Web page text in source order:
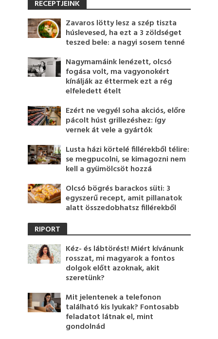
RECEPTJEINK
Zavaros lötty lesz a szép tiszta
húslevesed, ha ezt a 3 zöldséget
teszed bele: a nagyi sosem tenné
Nagymamáink lenézett, olcsó
fogása volt, ma vagyonokért
kínálják az éttermek ezt a rég
elfeledett ételt
Ezért ne vegyél soha akciós, előre
pácolt húst grillezéshez: így
vernek át vele a gyártók
Lusta házi körtelé fillérekből télire:
se megpucolni, se kimagozni nem
kell a gyümölcsöt hozzá
Olcsó bögrés barackos süti: 3
egyszerű recept, amit pillanatok
alatt összedobhatsz fillérekből
RIPORT
Kéz- és lábtörést! Miért kívánunk
rosszat, mi magyarok a fontos
dolgok előtt azoknak, akit
szeretünk?
Mit jelentenek a telefonon
található kis lyukak? Fontosabb
feladatot látnak el, mint
gondolnád